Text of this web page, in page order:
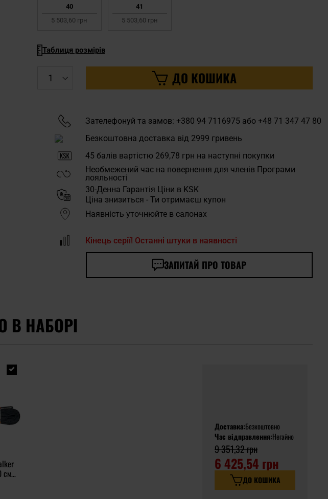
40
5 503,60 грн
41
5 503,60 грн
Таблиця розмірів
ДО КОШИКА
Зателефонуй та замов: +380 94 7116975 або +48 71 347 47 80
Безкоштовна доставка від 2999 гривень
45 балів вартістю 269,78 грн на наступні покупки
Необмежений час на повернення для членів Програми
лояльності
30-Денна Гарантія Ціни в KSK
Ціна знизиться - Ти отримаєш купон
Наявність уточнюйте в салонах
Кінець серії! Останні штуки в наявності
ЗАПИТАЙ ПРО ТОВАР
В НАБОРІ
см -
Доставка:Безкоштовно
Час відправлення:Негайно
9 351,32 грн
6 425,54 грн
ДО КОШИКА